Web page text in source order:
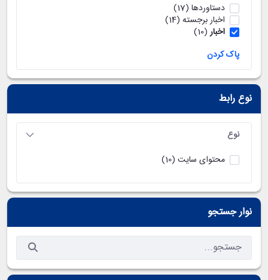
دستاوردها (17)
اخبار برجسته (14)
اخبار (10)
پاک کردن
نوع رابط
نوع
محتوای سایت (10)
نوار جستجو